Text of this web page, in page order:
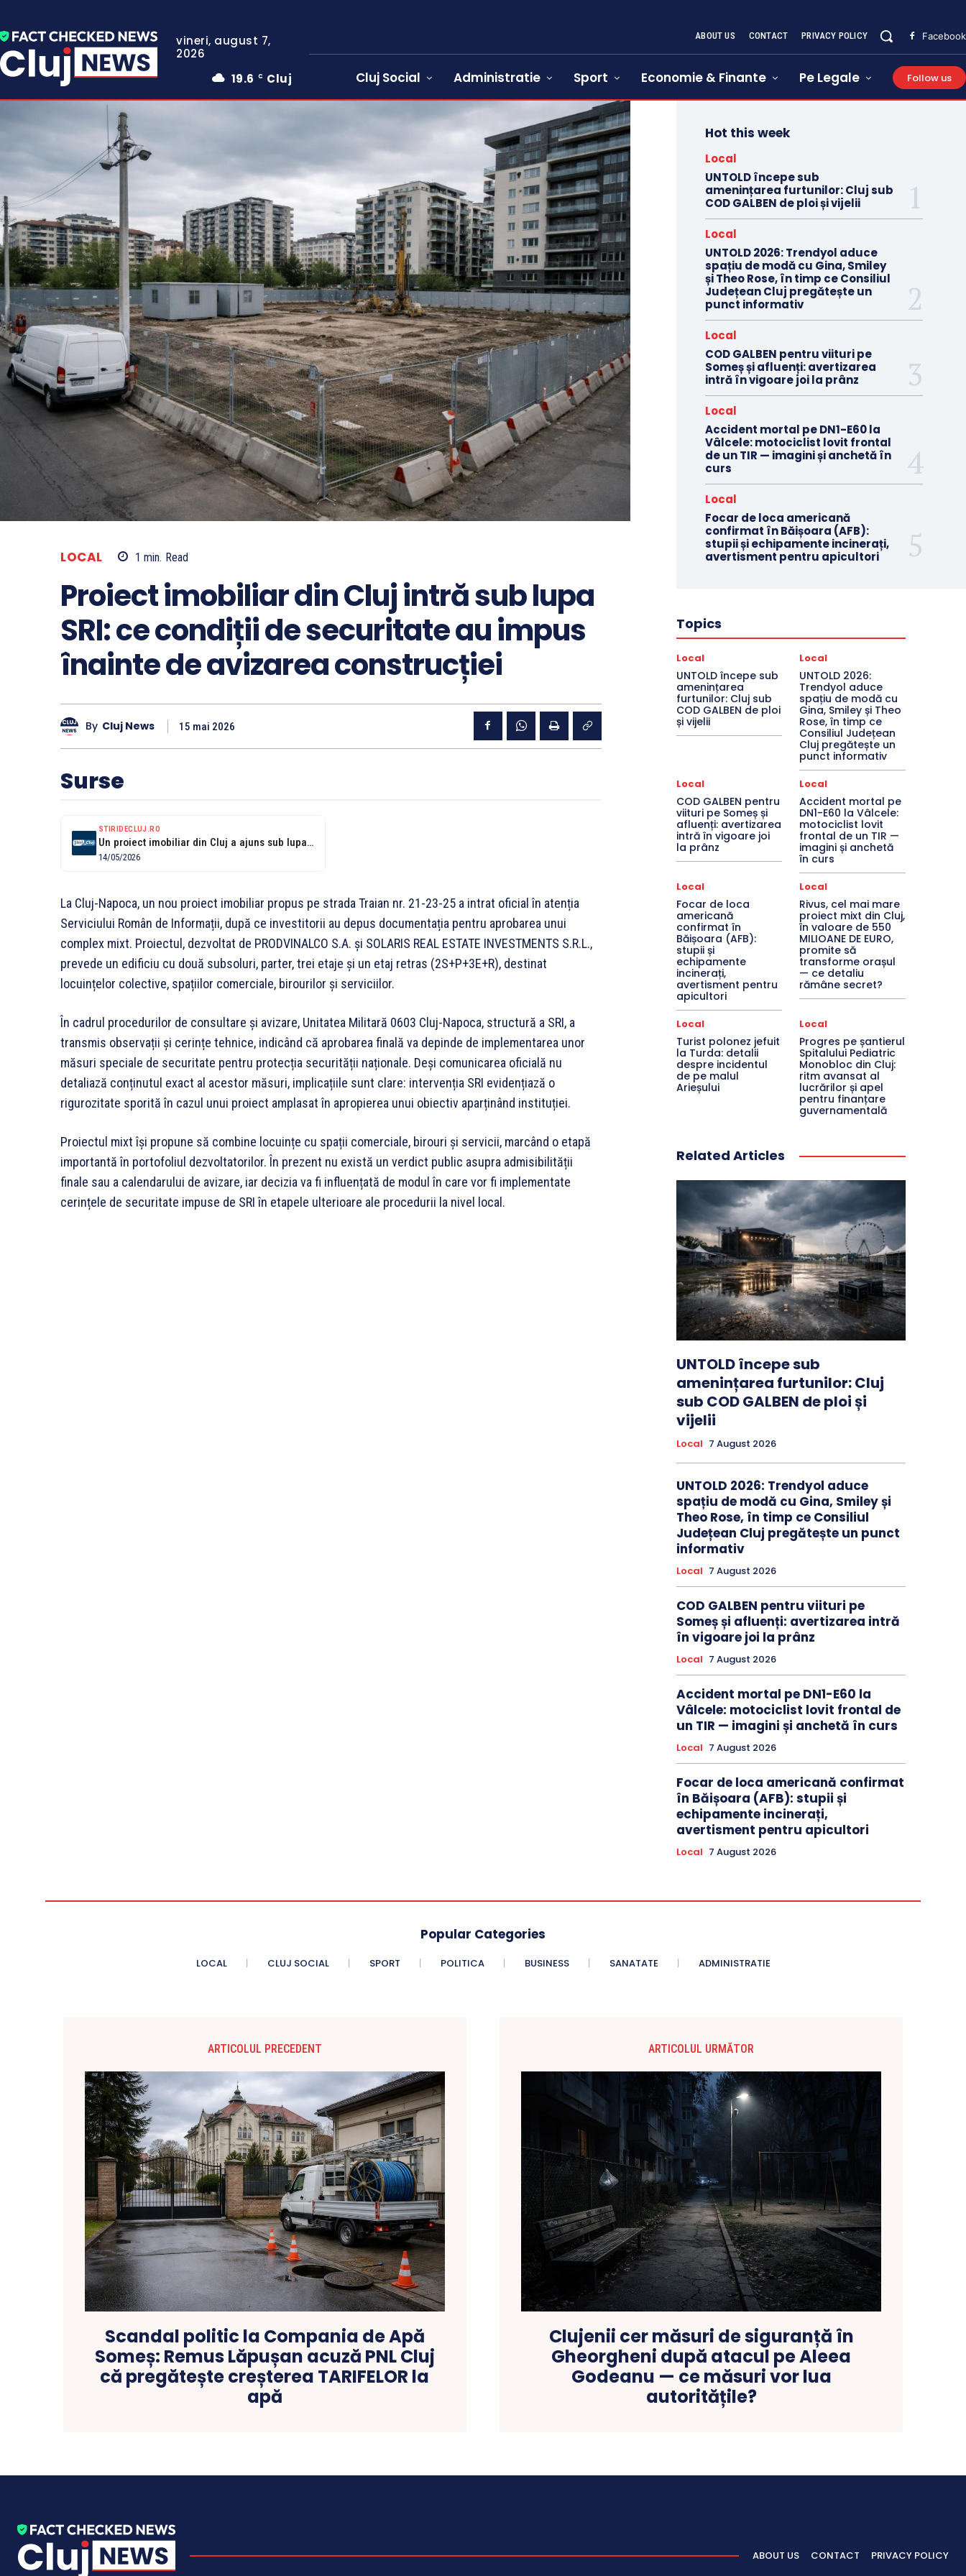
vineri, august 7,
2026
19.6
C Cluj
ABOUT US CONTACT PRIVACY POLICY Facebook
Cluj Social Administratie Sport Economie & Finante Pe Legale Follow us
LOCAL 1 min. Read
Proiect imobiliar din Cluj intră sub lupa
SRI: ce condiții de securitate au impus
înainte de avizarea construcției
By Cluj News 15 mai 2026
Surse
STIRIDECLUJ.RO
Un proiect imobiliar din Cluj a ajuns sub lupa SRI. Serviciul Român...
14/05/2026
La Cluj-Napoca, un nou proiect imobiliar propus pe strada Traian nr. 21-23-25 a intrat oficial în atenția
Serviciului Român de Informații, după ce investitorii au depus documentația pentru aprobarea unui
complex mixt. Proiectul, dezvoltat de PRODVINALCO S.A. și SOLARIS REAL ESTATE INVESTMENTS S.R.L.,
prevede un edificiu cu două subsoluri, parter, trei etaje și un etaj retras (2S+P+3E+R), destinat
locuințelor colective, spațiilor comerciale, birourilor și serviciilor.
În cadrul procedurilor de consultare și avizare, Unitatea Militară 0603 Cluj-Napoca, structură a SRI, a
transmis observații și cerințe tehnice, indicând că aprobarea finală va depinde de implementarea unor
măsuri speciale de securitate pentru protecția securității naționale. Deși comunicarea oficială nu
detaliază conținutul exact al acestor măsuri, implicațiile sunt clare: intervenția SRI evidențiază o
rigurozitate sporită în cazul unui proiect amplasat în apropierea unui obiectiv aparținând instituției.
Proiectul mixt își propune să combine locuințe cu spații comerciale, birouri și servicii, marcând o etapă
importantă în portofoliul dezvoltatorilor. În prezent nu există un verdict public asupra admisibilității
finale sau a calendarului de avizare, iar decizia va fi influențată de modul în care vor fi implementate
cerințele de securitate impuse de SRI în etapele ulterioare ale procedurii la nivel local.
Hot this week
Local
UNTOLD începe sub
amenințarea furtunilor: Cluj sub
COD GALBEN de ploi și vijelii
Local
UNTOLD 2026: Trendyol aduce
spațiu de modă cu Gina, Smiley
și Theo Rose, în timp ce Consiliul
Județean Cluj pregătește un
punct informativ
Local
COD GALBEN pentru viituri pe
Someș și afluenți: avertizarea
intră în vigoare joi la prânz
Local
Accident mortal pe DN1-E60 la
Vâlcele: motociclist lovit frontal
de un TIR — imagini și anchetă în
curs
Local
Focar de loca americană
confirmat în Băișoara (AFB):
stupii și echipamente incinerați,
avertisment pentru apicultori
Topics
Local
UNTOLD începe sub
amenințarea
furtunilor: Cluj sub
COD GALBEN de ploi
și vijelii
Local
UNTOLD 2026:
Trendyol aduce
spațiu de modă cu
Gina, Smiley și Theo
Rose, în timp ce
Consiliul Județean
Cluj pregătește un
punct informativ
Local
COD GALBEN pentru
viituri pe Someș și
afluenți: avertizarea
intră în vigoare joi
la prânz
Local
Accident mortal pe
DN1-E60 la Vâlcele:
motociclist lovit
frontal de un TIR —
imagini și anchetă
în curs
Local
Focar de loca
americană
confirmat în
Băișoara (AFB):
stupii și
echipamente
incinerați,
avertisment pentru
apicultori
Local
Rivus, cel mai mare
proiect mixt din Cluj,
în valoare de 550
MILIOANE DE EURO,
promite să
transforme orașul
— ce detaliu
rămâne secret?
Local
Turist polonez jefuit
la Turda: detalii
despre incidentul
de pe malul
Arieșului
Local
Progres pe șantierul
Spitalului Pediatric
Monobloc din Cluj:
ritm avansat al
lucrărilor și apel
pentru finanțare
guvernamentală
Related Articles
UNTOLD începe sub
amenințarea furtunilor: Cluj
sub COD GALBEN de ploi și
vijelii
Local 7 August 2026
UNTOLD 2026: Trendyol aduce
spațiu de modă cu Gina, Smiley și
Theo Rose, în timp ce Consiliul
Județean Cluj pregătește un punct
informativ
Local 7 August 2026
COD GALBEN pentru viituri pe
Someș și afluenți: avertizarea intră
în vigoare joi la prânz
Local 7 August 2026
Accident mortal pe DN1-E60 la
Vâlcele: motociclist lovit frontal de
un TIR — imagini și anchetă în curs
Local 7 August 2026
Focar de loca americană confirmat
în Băișoara (AFB): stupii și
echipamente incinerați,
avertisment pentru apicultori
Local 7 August 2026
Popular Categories
LOCAL CLUJ SOCIAL SPORT POLITICA BUSINESS SANATATE ADMINISTRATIE
ARTICOLUL PRECEDENT
Scandal politic la Compania de Apă
Someș: Remus Lăpușan acuză PNL Cluj
că pregătește creșterea TARIFELOR la
apă
ARTICOLUL URMĂTOR
Clujenii cer măsuri de siguranță în
Gheorgheni după atacul pe Aleea
Godeanu — ce măsuri vor lua
autoritățile?
ABOUT US CONTACT PRIVACY POLICY